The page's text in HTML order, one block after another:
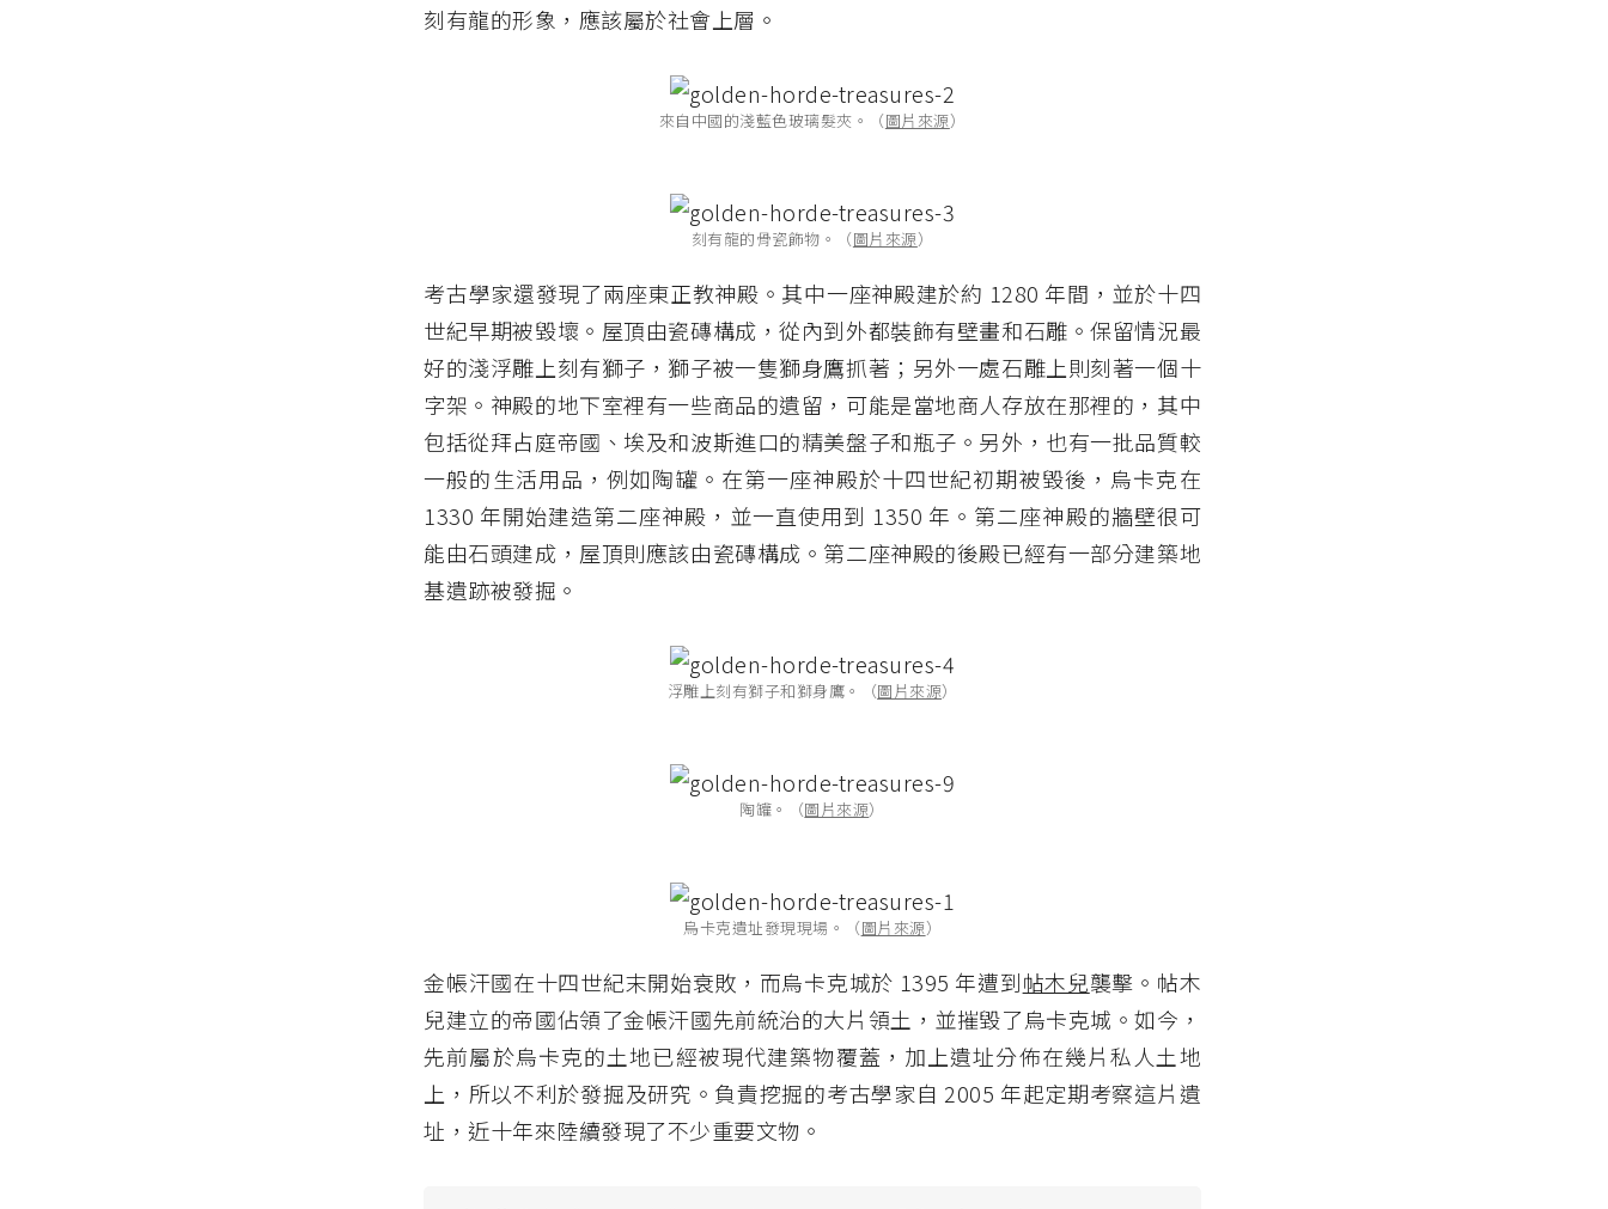
刻有龍的形象，應該屬於社會上層。
來自中國的淺藍色玻璃髮夾。（圖片來源）
刻有龍的骨瓷飾物。（圖片來源）
考古學家還發現了兩座東正教神殿。其中一座神殿建於約 1280 年間，並於十四
世紀早期被毀壞。屋頂由瓷磚構成，從內到外都裝飾有壁畫和石雕。保留情況最
好的淺浮雕上刻有獅子，獅子被一隻獅身鷹抓著；另外一處石雕上則刻著一個十
字架。神殿的地下室裡有一些商品的遺留，可能是當地商人存放在那裡的，其中
包括從拜占庭帝國、埃及和波斯進口的精美盤子和瓶子。另外，也有一批品質較
一般的生活用品，例如陶罐。在第一座神殿於十四世紀初期被毀後，烏卡克在
1330 年開始建造第二座神殿，並一直使用到 1350 年。第二座神殿的牆壁很可
能由石頭建成，屋頂則應該由瓷磚構成。第二座神殿的後殿已經有一部分建築地
基遺跡被發掘。
浮雕上刻有獅子和獅身鷹。（圖片來源）
陶罐。（圖片來源）
烏卡克遺址發現現場。（圖片來源）
金帳汗國在十四世紀末開始衰敗，而烏卡克城於 1395 年遭到帖木兒襲擊。帖木
兒建立的帝國佔領了金帳汗國先前統治的大片領土，並摧毀了烏卡克城。如今，
先前屬於烏卡克的土地已經被現代建築物覆蓋，加上遺址分佈在幾片私人土地
上，所以不利於發掘及研究。負責挖掘的考古學家自 2005 年起定期考察這片遺
址，近十年來陸續發現了不少重要文物。